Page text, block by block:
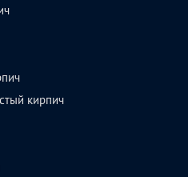
кирпич